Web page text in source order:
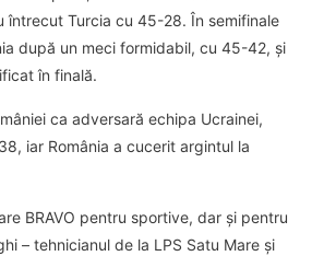
întrecut Turcia cu 45-28. În semifinale
după un meci formidabil, cu 45-42, și
în finală.
ca adversară echipa Ucrainei,
iar România a cucerit argintul la
BRAVO pentru sportive, dar și pentru
– tehnicianul de la LPS Satu Mare și